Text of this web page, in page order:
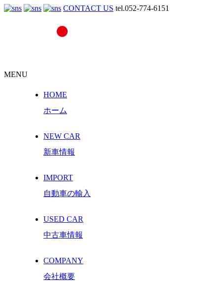
CONTACT US tel.052-774-6151
MENU
HOME
ホーム
NEW CAR
新車情報
IMPORT
自動車の輸入
USED CAR
中古車情報
COMPANY
会社概要